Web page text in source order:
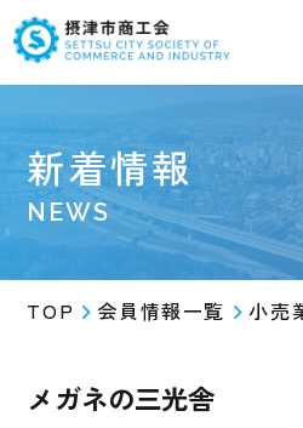
新着情報
NEWS
TOP 会員情報一覧 小売
メガネの三光舎